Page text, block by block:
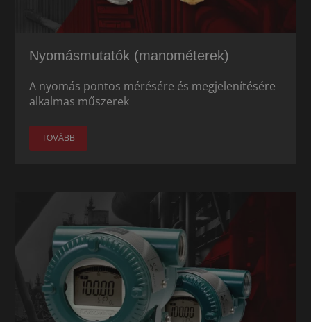
Nyomásmutatók (manométerek)
A nyomás pontos mérésére és megjelenítésére
alkalmas műszerek
TOVÁBB